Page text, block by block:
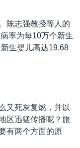
陈志强教授等人的
率为每10万个新生
生婴儿高达19.68
又死灰复燃，并以
区迅猛传播呢？旅
有两个方面的原